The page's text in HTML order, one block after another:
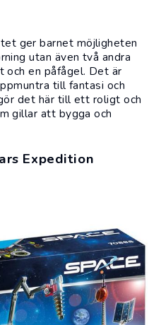
ger barnet möjligheten
utan även två andra
och en påfågel. Det är
till fantasi och
det här till ett roligt och
gillar att bygga och
Expedition